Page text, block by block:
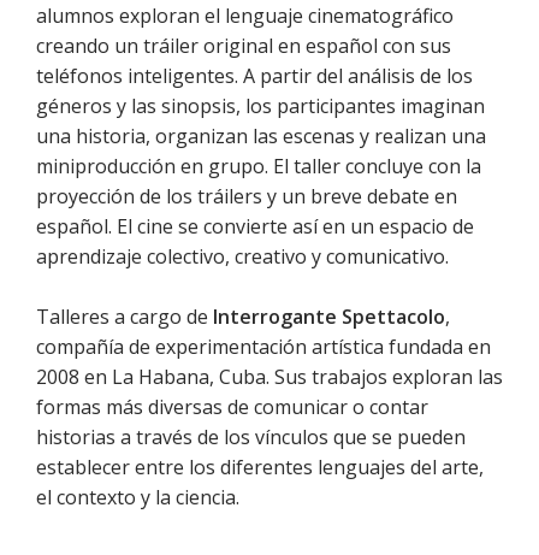
alumnos exploran el lenguaje cinematográfico
creando un tráiler original en español con sus
teléfonos inteligentes. A partir del análisis de los
géneros y las sinopsis, los participantes imaginan
una historia, organizan las escenas y realizan una
miniproducción en grupo. El taller concluye con la
proyección de los tráilers y un breve debate en
español. El cine se convierte así en un espacio de
aprendizaje colectivo, creativo y comunicativo.
Talleres a cargo de Interrogante Spettacolo,
compañía de experimentación artística fundada en
2008 en La Habana, Cuba. Sus trabajos exploran las
formas más diversas de comunicar o contar
historias a través de los vínculos que se pueden
establecer entre los diferentes lenguajes del arte,
el contexto y la ciencia.